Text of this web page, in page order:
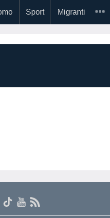
Sport Migranti